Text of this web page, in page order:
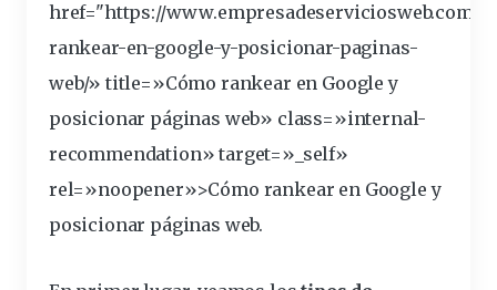
href="https://www.empresadeserviciosweb.com/
rankear-en-google-y-posicionar-paginas-
web/» title=»Cómo rankear en Google y
posicionar páginas web» class=»internal-
recommendation» target=»_self»
rel=»noopener»>Cómo rankear en Google y
posicionar páginas web.